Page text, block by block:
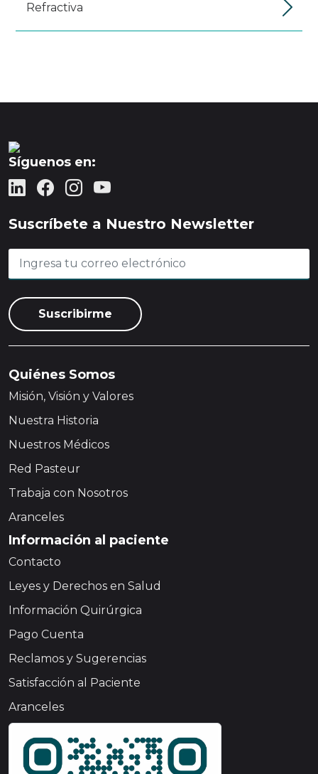
Refractiva
Síguenos en:
Suscríbete a Nuestro Newsletter
Quiénes Somos
Misión, Visión y Valores
Nuestra Historia
Nuestros Médicos
Red Pasteur
Trabaja con Nosotros
Aranceles
Información al paciente
Contacto
Leyes y Derechos en Salud
Información Quirúrgica
Pago Cuenta
Reclamos y Sugerencias
Satisfacción al Paciente
Aranceles